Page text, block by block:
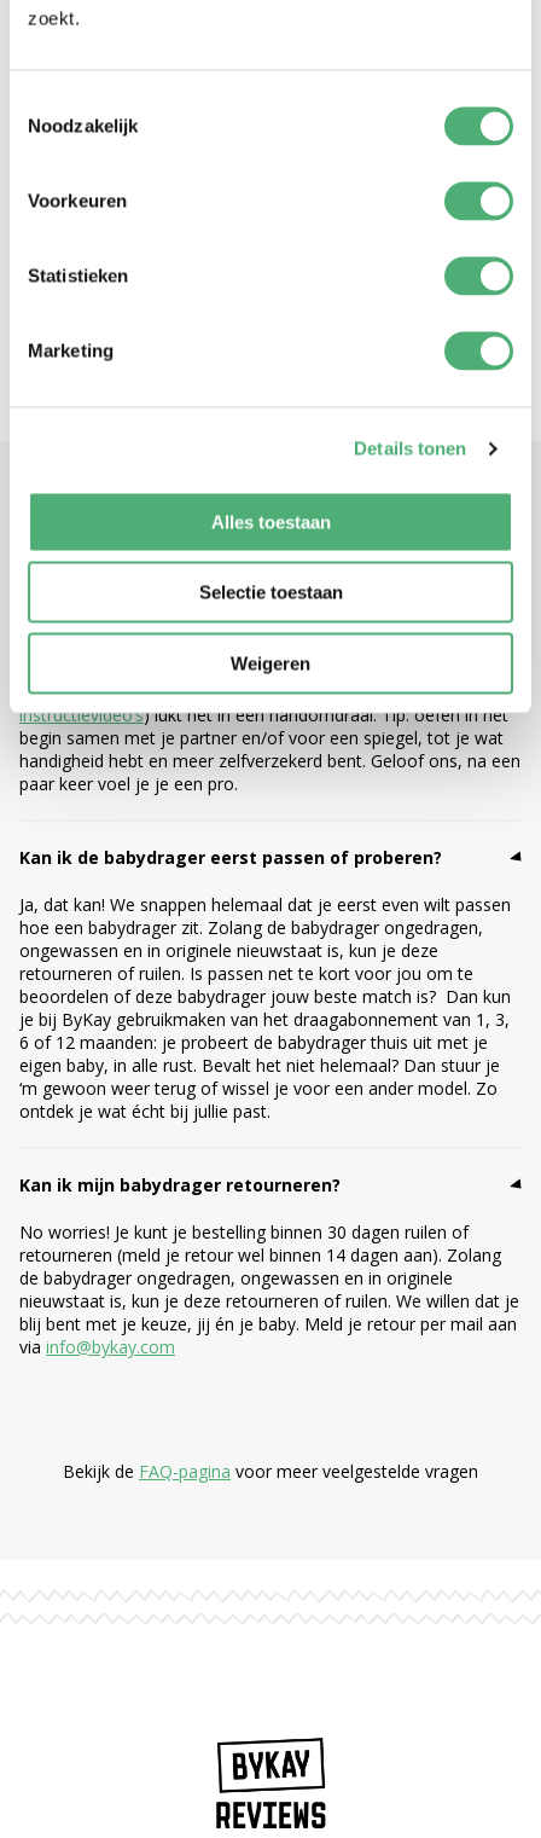
zoekt.
Noodzakelijk
Voorkeuren
Statistieken
Marketing
Details tonen
Alles toestaan
Selectie toestaan
Weigeren
FAQ
Kan ik de babydrager alleen omdoen?
Ja, alle ByKay babydragers zijn ontworpen voor ouders die vaak
alleen op pad zijn met baby. Met een beetje oefening (en onze
instructievideo’s) lukt het in een handomdraai. Tip: oefen in het
begin samen met je partner en/of voor een spiegel, tot je wat
handigheid hebt en meer zelfverzekerd bent. Geloof ons, na een
paar keer voel je je een pro.
Kan ik de babydrager eerst passen of proberen?
Ja, dat kan! We snappen helemaal dat je eerst even wilt passen
hoe een babydrager zit. Zolang de babydrager ongedragen,
ongewassen en in originele nieuwstaat is, kun je deze
retourneren of ruilen. Is passen net te kort voor jou om te
beoordelen of deze babydrager jouw beste match is? Dan kun
je bij ByKay gebruikmaken van het draagabonnement van 1, 3,
6 of 12 maanden: je probeert de babydrager thuis uit met je
eigen baby, in alle rust. Bevalt het niet helemaal? Dan stuur je
‘m gewoon weer terug of wissel je voor een ander model. Zo
ontdek je wat écht bij jullie past.
Kan ik mijn babydrager retourneren?
No worries! Je kunt je bestelling binnen 30 dagen ruilen of
retourneren (meld je retour wel binnen 14 dagen aan). Zolang
de babydrager ongedragen, ongewassen en in originele
nieuwstaat is, kun je deze retourneren of ruilen. We willen dat je
blij bent met je keuze, jij én je baby. Meld je retour per mail aan
via info@bykay.com
Bekijk de FAQ-pagina voor meer veelgestelde vragen
REVIEWS